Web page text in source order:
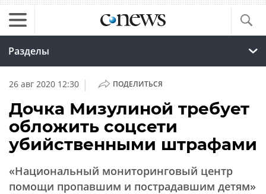
Разделы
26 авг 2020 12:30 | ПОДЕЛИТЬСЯ
Дочка Мизулиной требует
обложить соцсети
убийственными штрафами
«Национальный мониторинговый центр
помощи пропавшим и пострадавшим детям»